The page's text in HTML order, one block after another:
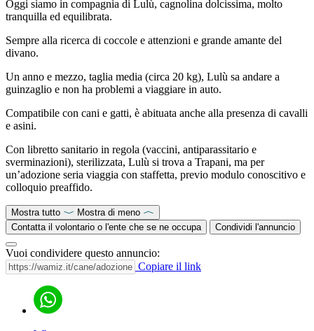
Oggi siamo in compagnia di Lulù, cagnolina dolcissima, molto
tranquilla ed equilibrata.
Sempre alla ricerca di coccole e attenzioni e grande amante del
divano.
Un anno e mezzo, taglia media (circa 20 kg), Lulù sa andare a
guinzaglio e non ha problemi a viaggiare in auto.
Compatibile con cani e gatti, è abituata anche alla presenza di cavalli
e asini.
Con libretto sanitario in regola (vaccini, antiparassitario e
sverminazioni), sterilizzata, Lulù si trova a Trapani, ma per
un’adozione seria viaggia con staffetta, previo modulo conoscitivo e
colloquio preaffido.
Mostra tutto
Mostra di meno
Contatta il volontario o l'ente che se ne occupa
Condividi l'annuncio
Vuoi condividere questo annuncio:
Copiare il link